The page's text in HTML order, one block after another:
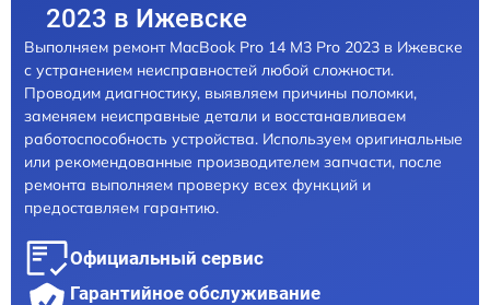
2023 в Ижевске
Выполняем ремонт MacBook Pro 14 M3 Pro 2023 в Ижевске
с устранением неисправностей любой сложности.
Проводим диагностику, выявляем причины поломки,
заменяем неисправные детали и восстанавливаем
работоспособность устройства. Используем оригинальные
или рекомендованные производителем запчасти, после
ремонта выполняем проверку всех функций и
предоставляем гарантию.
Официальный сервис
Гарантийное обслуживание